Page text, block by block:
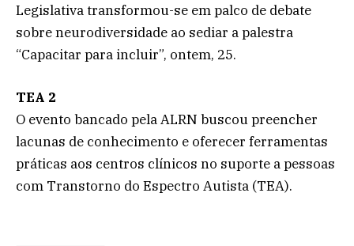
Legislativa transformou-se em palco de debate
sobre neurodiversidade ao sediar a palestra
“Capacitar para incluir”, ontem, 25.
TEA 2
O evento bancado pela ALRN buscou preencher
lacunas de conhecimento e oferecer ferramentas
práticas aos centros clínicos no suporte a pessoas
com Transtorno do Espectro Autista (TEA).